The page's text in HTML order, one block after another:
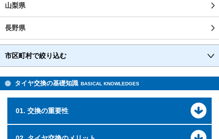
山梨県
長野県
市区町村で絞り込む
タイヤ交換の基礎知識 BASICAL KNOWLEDGES
01. 交換の重要性